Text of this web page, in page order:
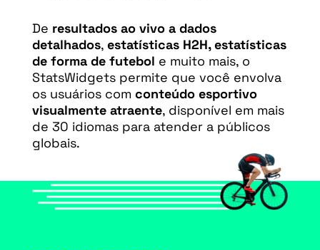
De resultados ao vivo a dados
detalhados, estatísticas H2H, estatísticas
de forma de futebol e muito mais, o
StatsWidgets permite que você envolva
os usuários com conteúdo esportivo
visualmente atraente, disponível em mais
de 30 idiomas para atender a públicos
globais.